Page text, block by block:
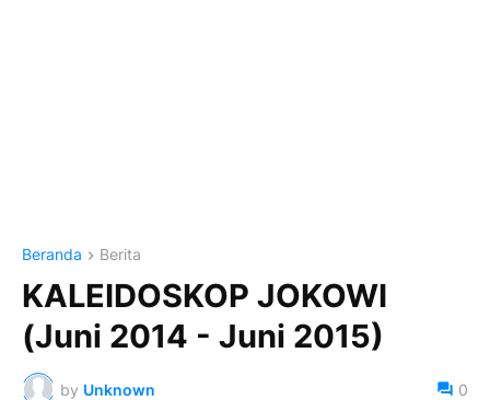
Beranda Berita
KALEIDOSKOP JOKOWI
(Juni 2014 - Juni 2015)
by Unknown 0